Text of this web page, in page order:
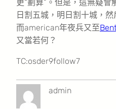
更“劃算”。但是，這無疑
日割五城，明日割十城，
而american年夜兵又至
又當若何？
TC:osder9follow7
admin